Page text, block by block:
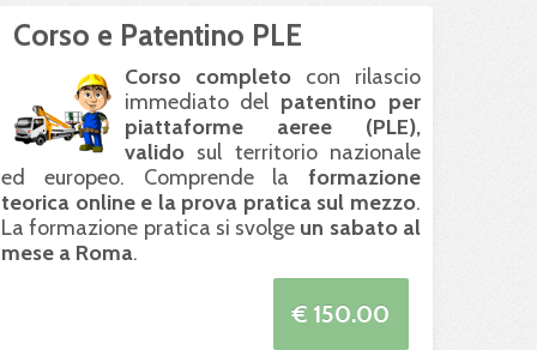
Corso e Patentino PLE
Corso completocon rilascio
immediato del patentino per
piattaforme aeree (PLE),
validosul territorio nazionale
ed europeo. Comprende la formazione
teorica online e la prova pratica sul mezzo.
La formazione pratica si svolge un sabato al
mese a Roma.
€ 150.00